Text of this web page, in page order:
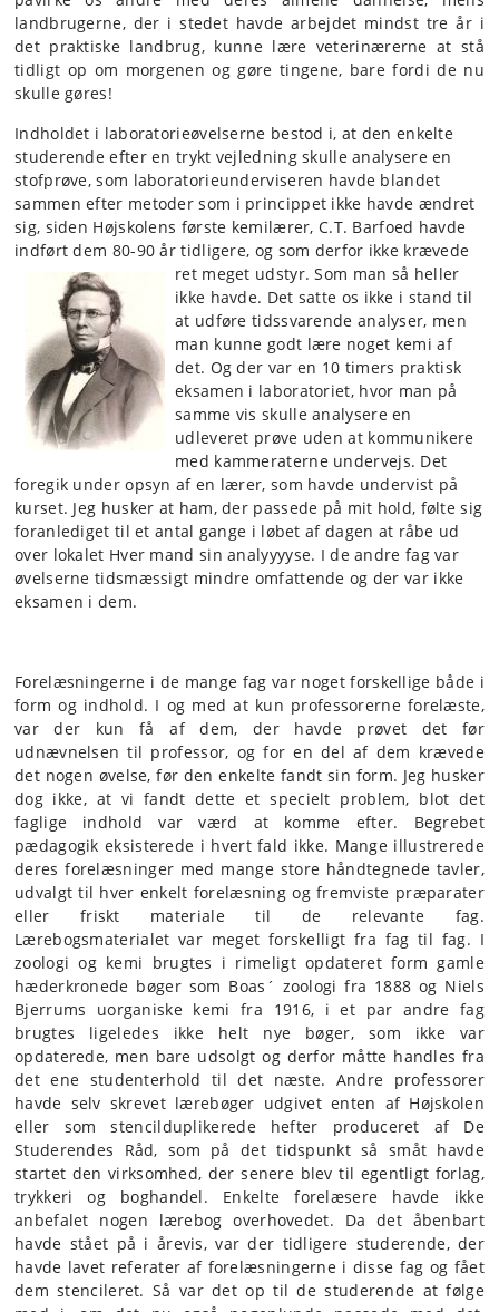
landbrugerne, der i stedet havde arbejdet mindst tre år i
det praktiske landbrug, kunne lære veterinærerne at stå
tidligt op om morgenen og gøre tingene, bare fordi de nu
skulle gøres!
Indholdet i laboratorieøvelserne bestod i, at den enkelte
studerende efter en trykt vejledning skulle analysere en
stofprøve, som laboratorieunderviseren havde blandet
sammen efter metoder som i princippet ikke havde ændret
sig, siden Højskolens første kemilærer, C.T. Barfoed havde
indført dem 80-90 år tidligere, og som derfor ikke krævede
ret meget udstyr.Som man så heller
ikke havde. Det satte os ikke i stand til
at udføre tidssvarende analyser, men
man kunne godt lære noget kemi af
det. Og der var en 10 timers praktisk
eksamen i laboratoriet, hvor man på
samme vis skulle analysere en
udleveret prøve uden at kommunikere
med kammeraterne undervejs. Det
foregik under opsyn af en lærer, som havde undervist på
kurset. Jeg husker at ham, der passede på mit hold, følte sig
foranlediget til et antal gange i løbet af dagen at råbe ud
over lokalet Hver mand sin analyyyyse. I de andre fag var
øvelserne tidsmæssigt mindre omfattende og der var ikke
eksamen i dem.
Forelæsningerne i de mange fag var noget forskellige både i
form og indhold. I og med at kun professorerne forelæste,
var der kun få af dem, der havde prøvet det før
udnævnelsen til professor, og for en del af dem krævede
det nogen øvelse, før den enkelte fandt sin form. Jeg husker
dog ikke, at vi fandt dette et specielt problem, blot det
faglige indhold var værd at komme efter. Begrebet
pædagogik eksisterede i hvert fald ikke. Mange illustrerede
deres forelæsninger med mange store håndtegnede tavler,
udvalgt til hver enkelt forelæsning og fremviste præparater
eller friskt materiale til de relevante fag.
Lærebogsmaterialet var meget forskelligt fra fag til fag. I
zoologi og kemi brugtes i rimeligt opdateret form gamle
hæderkronede bøger som Boas´ zoologi fra 1888 og Niels
Bjerrums uorganiske kemi fra 1916, i et par andre fag
brugtes ligeledes ikke helt nye bøger, som ikke var
opdaterede, men bare udsolgt og derfor måtte handles fra
det ene studenterhold til det næste. Andre professorer
havde selv skrevet lærebøger udgivet enten af Højskolen
eller som stencilduplikerede hefter produceret af De
Studerendes Råd, som på det tidspunkt så småt havde
startet den virksomhed, der senere blev til egentligt forlag,
trykkeri og boghandel. Enkelte forelæsere havde ikke
anbefalet nogen lærebog overhovedet. Da det åbenbart
havde stået på i årevis, var der tidligere studerende, der
havde lavet referater af forelæsningerne i disse fag og fået
dem stencileret. Så var det op til de studerende at følge